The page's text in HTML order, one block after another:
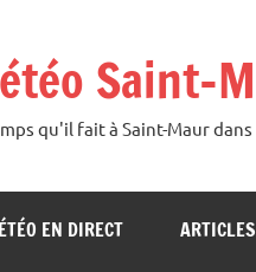
Saint-
qu'il fait à Saint-Maur
EN DIRECT ARTICLES